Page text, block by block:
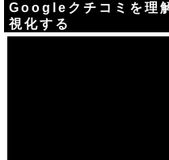
Googleクチコミを理
視化する